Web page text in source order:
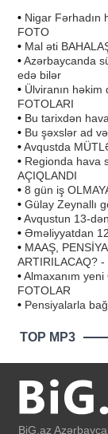
• Nigar Fərhadın
FOTO
• Mal əti
•Azərbaycanda
edə bilər
• Ülviranın həkim
FOTOLARI
• Bu tarixdən
• Bu şəxslər ad
•Avqustda
• Regionda hava
AÇIQLANDI
• 8 gün iş
• Gülay Zeynallı
•Avqustun 13-
• Əməliyyatdan
• MAAŞ,
ARTIRILACAQ?
•Almaxanım
FOTOLAR
• Pensiyalarla
TOP MP3
BiG.az